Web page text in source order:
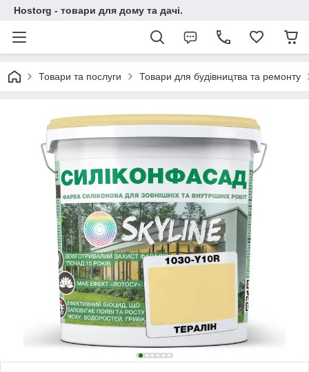
Hostorg - товари для дому та дачі.
Товари та послуги Товари для будівництва та ремонту